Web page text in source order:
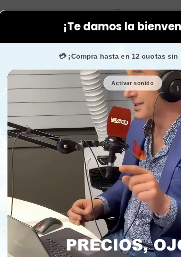
¡Te damos la
💳 ¡Compra hasta en 12 cuotas sin
Activar sonido
Facial Limpiadoras - Geles - Peeling Limpiadora
enInstagramconfían en nosotros.
🎉 Bienvenid@ 🔥
Cantidad